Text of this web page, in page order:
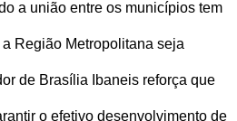
a união entre os municípios tem
Região Metropolitana seja
de Brasília Ibaneis reforça que
o efetivo desenvolvimento de